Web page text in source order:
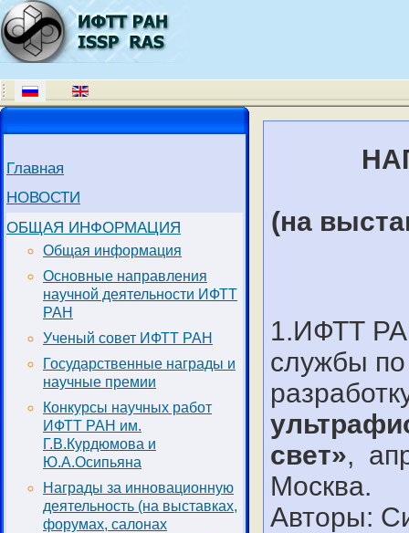
Главная
НОВОСТИ
ОБЩАЯ ИНФОРМАЦИЯ
Общая информация
Основные направления
научной деятельности ИФТТ
РАН
Ученый совет ИФТТ РАН
Государственные награды и
научные премии
Конкурсы научных работ
ИФТТ РАН им.
Г.В.Курдюмова и
Ю.А.Осипьяна
Награды за инновационную
деятельность (на выставках,
форумах, салонах
(на
1.ИФТТ
службы по
свет»,
Москва.
Авторы: